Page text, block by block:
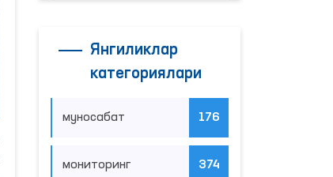
Янгиликлар
категориялари
муносабат 176
мониторинг 374